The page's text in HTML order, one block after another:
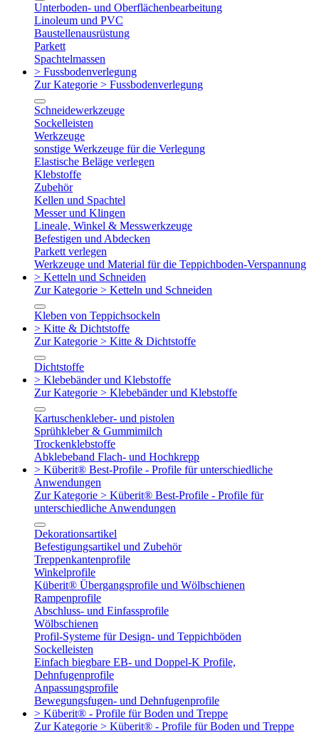
Unterboden- und Oberflächenbearbeitung
Linoleum und PVC
Baustellenausrüstung
Parkett
Spachtelmassen
> Fussbodenverlegung
Zur Kategorie > Fussbodenverlegung
Schneidewerkzeuge
Sockelleisten
Werkzeuge
sonstige Werkzeuge für die Verlegung
Elastische Beläge verlegen
Klebstoffe
Zubehör
Kellen und Spachtel
Messer und Klingen
Lineale, Winkel & Messwerkzeuge
Befestigen und Abdecken
Parkett verlegen
Werkzeuge und Material für die Teppichboden-Verspannung
> Ketteln und Schneiden
Zur Kategorie > Ketteln und Schneiden
Kleben von Teppichsockeln
> Kitte & Dichtstoffe
Zur Kategorie > Kitte & Dichtstoffe
Dichtstoffe
> Klebebänder und Klebstoffe
Zur Kategorie > Klebebänder und Klebstoffe
Kartuschenkleber- und pistolen
Sprühkleber & Gummimilch
Trockenklebstoffe
Abklebeband Flach- und Hochkrepp
> Küberit® Best-Profile - Profile für unterschiedliche
Anwendungen
Zur Kategorie > Küberit® Best-Profile - Profile für
unterschiedliche Anwendungen
Dekorationsartikel
Befestigungsartikel und Zubehör
Treppenkantenprofile
Winkelprofile
Küberit® Übergangsprofile und Wölbschienen
Rampenprofile
Abschluss- und Einfassprofile
Wölbschienen
Profil-Systeme für Design- und Teppichböden
Sockelleisten
Einfach biegbare EB- und Doppel-K Profile,
Dehnfugenprofile
Anpassungsprofile
Bewegungsfugen- und Dehnfugenprofile
> Küberit® - Profile für Boden und Treppe
Zur Kategorie > Küberit® - Profile für Boden und Treppe